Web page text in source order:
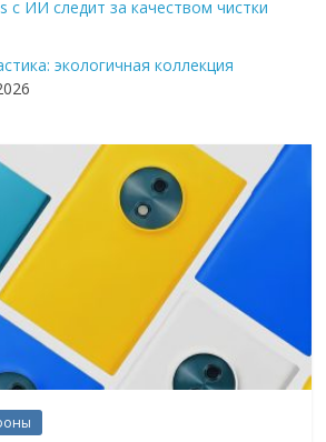
с ИИ следит за качеством чистки
экологичная коллекция